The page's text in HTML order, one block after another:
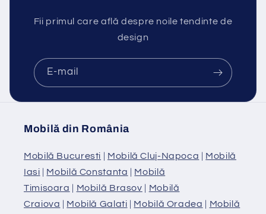
Fii primul care află despre noile tendinte de
design
E-mail
Mobilă din România
Mobilă Bucuresti | Mobilă Cluj-Napoca | Mobilă
Iasi | Mobilă Constanta | Mobilă
Timisoara | Mobilă Brasov | Mobilă
Craiova | Mobilă Galati | Mobilă Oradea | Mobilă